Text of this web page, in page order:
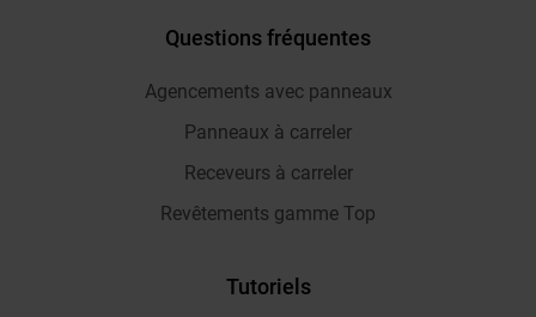
Questions fréquentes
Agencements avec panneaux
Panneaux à carreler
Receveurs à carreler
Revêtements gamme Top
Tutoriels